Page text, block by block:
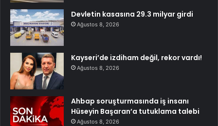
Devletin kasasına 29.3 milyar girdi
Ağustos 8, 2026
Kayseri’de izdiham değil, rekor vardı!
Ağustos 8, 2026
Ahbap soruşturmasında iş insanı
Hüseyin Başaran’a tutuklama talebi
Ağustos 8, 2026